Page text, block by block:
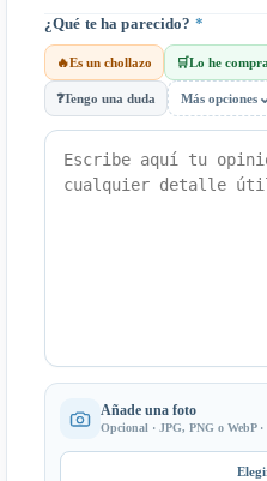
¿Qué te ha parecido? *
🔥Es un chollazo 🛒Lo he
❓Tengo una duda Más opciones
Añade una foto
Opcional · JPG, PNG o WebP